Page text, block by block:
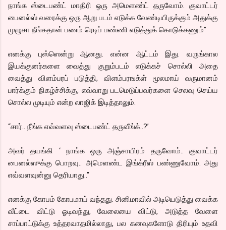
நாங்க ஸ்டைபண்ட் மாதிரி ஒரு அமெளண்ட் தருவோம். குவாட்டர்
பைனல்ஸ் வரைக்கு ஒரு ஆறு படம் எடுக்க வேண்டியிருக்கும் அதுக்கு
முழுசா நீங்கதான் பணம் ரெடிப் பண்ணி எடுத்துக் கொடுக்கணும்”
எனக்கு புஸ்ஸென்று ஆனது. என்ன ஆட்டம் இது. வருங்கால
இயக்குனர்களை வைத்து குறும்படம் எடுக்கச் சொல்லி அதை
வைத்து விளம்பரப் படுத்தி, விளம்பரஙக்ள் மூலமாய் வருமானம்
பார்க்கும் நிகழ்ச்சிக்கு, எவ்வாறு படமெடுப்பவர்களை செலவு செய்ய
சொல்ல முடியும் என்ற லாஜிக் இடித்தாலும்.
“சார்.. நீங்க எவ்வளவு ஸ்டைபண்ட் தருவீங்க்..?’
அவர் தயங்கி ‘ நாங்க ஒரு அஞ்சாயிரம் தருவோம்.. குவாட்டர்
பைனல்ஸுக்கு பொறவு.. அமெளண்ட இங்க்ரீஸ் பண்ணுவோம். அது
எவ்வளவுன்னு தெரியாது..”
எனக்கு கோபம் கோபமாய் வந்தது. சினிமாவில் அடியெடுத்து வைக்க
வீட்டை விட்டு ஓடிவந்து, வேலையை விட்டு, அடுத்த வேளை
சாப்பாட்டுக்கு உத்தரவாதமில்லாது, பல கனவுகளோடு திரியும் உதவி